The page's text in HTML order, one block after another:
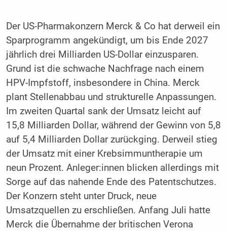
Der US-Pharmakonzern Merck & Co hat derweil ein
Sparprogramm angekündigt, um bis Ende 2027
jährlich drei Milliarden US-Dollar einzusparen.
Grund ist die schwache Nachfrage nach einem
HPV-Impfstoff, insbesondere in China. Merck
plant Stellenabbau und strukturelle Anpassungen.
Im zweiten Quartal sank der Umsatz leicht auf
15,8 Milliarden Dollar, während der Gewinn von 5,8
auf 5,4 Milliarden Dollar zurückging. Derweil stieg
der Umsatz mit einer Krebsimmuntherapie um
neun Prozent. Anleger:innen blicken allerdings mit
Sorge auf das nahende Ende des Patentschutzes.
Der Konzern steht unter Druck, neue
Umsatzquellen zu erschließen. Anfang Juli hatte
Merck die Übernahme der britischen Verona